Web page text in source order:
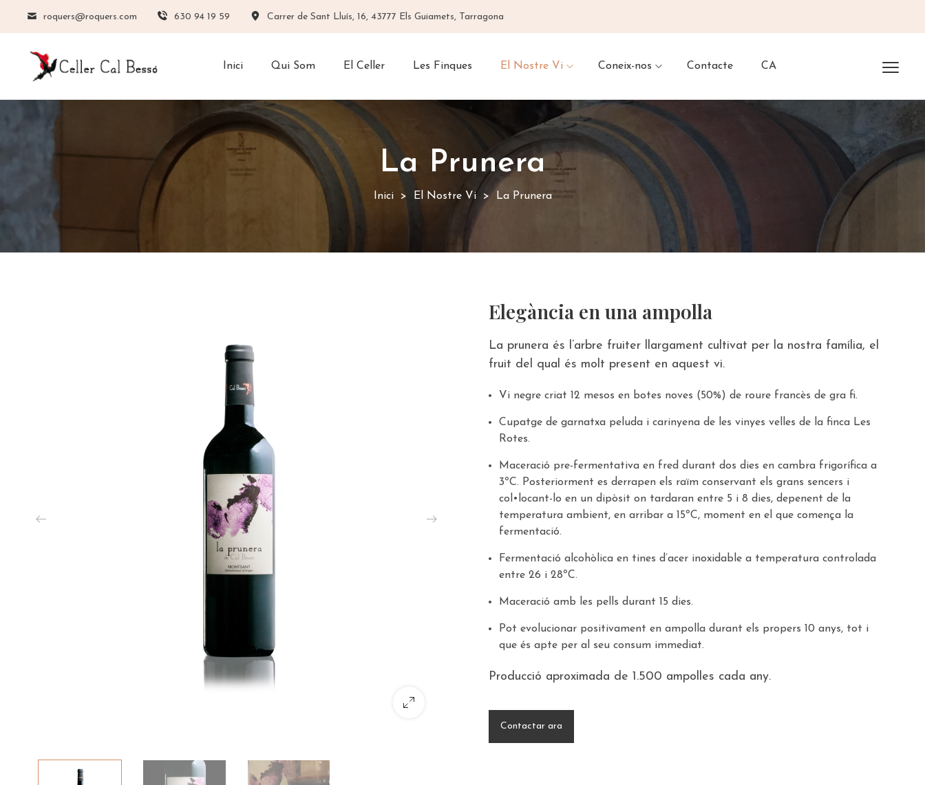
roquers@roquers.com 630 94 19 59 Carrer de Sant Lluís, 16, 43777 Els Guiamets, Tarragona
Inici Qui Som El Celler Les Finques El Nostre Vi Coneix-nos Contacte CA
La Prunera
Inici El Nostre Vi La Prunera
Elegància en una ampolla
La prunera és l’arbre fruiter llargament cultivat per la nostra família, el
fruit del qual és molt present en aquest vi.
Vi negre criat 12 mesos en botes noves (50%) de roure francès de gra fi.
Cupatge de garnatxa peluda i carinyena de les vinyes velles de la finca Les
Rotes.
Maceració pre-fermentativa en fred durant dos dies en cambra frigorífica a
3ºC. Posteriorment es derrapen els raïm conservant els grans sencers i
col•locant-lo en un dipòsit on tardaran entre 5 i 8 dies, depenent de la
temperatura ambient, en arribar a 15ºC, moment en el que comença la
fermentació.
Fermentació alcohòlica en tines d’acer inoxidable a temperatura controlada
entre 26 i 28ºC.
Maceració amb les pells durant 15 dies.
Pot evolucionar positivament en ampolla durant els propers 10 anys, tot i
que és apte per al seu consum immediat.
Producció aproximada de 1.500 ampolles cada any.
Contactar ara